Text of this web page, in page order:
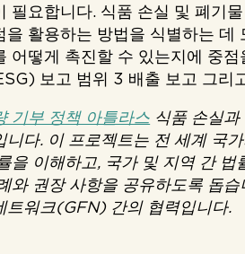
필요합니다. 식품 손실 및 폐기
을 활용하는 방법을 식별하는 데
어떻게 촉진할 수 있는지에 중
보고 범위 3 배출 보고 그리
기부 정책 아틀라스 식품 손실
니다. 이 프로젝트는 전 세계 국
을 이해하고, 국가 및 지역 간
와 권장 사항을 공유하도록 돕
트워크(GFN) 간의 협력입니다.